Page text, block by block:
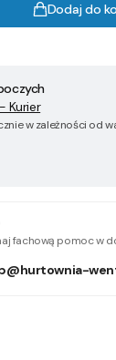
Dodaj do
- Kurier
w zależności od
fachową pomoc w